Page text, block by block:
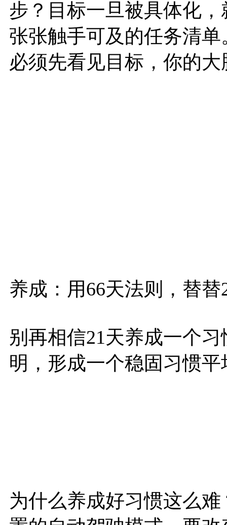
步？目标一旦被具体化
张张触手可及的任务清
必须先看见目标，你的
养成：用66天法则，替替
别再相信21天养成一个
明，形成一个稳固习惯平
为什么养成好习惯这么